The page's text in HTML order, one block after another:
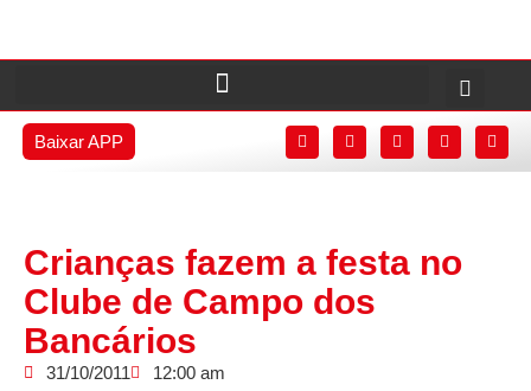
Baixar APP
Crianças fazem a festa no
Clube de Campo dos
Bancários
31/10/2011 12:00 am